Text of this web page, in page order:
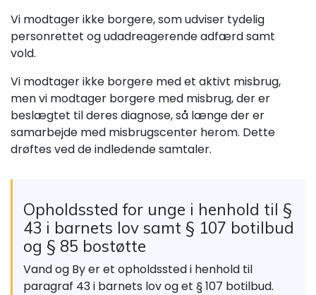
Vi modtager ikke borgere, som udviser tydelig
personrettet og udadreagerende adfærd samt
vold.
Vi modtager ikke borgere med et aktivt misbrug,
men vi modtager borgere med misbrug, der er
beslægtet til deres diagnose, så længe der er
samarbejde med misbrugscenter herom. Dette
drøftes ved de indledende samtaler.
Opholdssted for unge i henhold til §
43 i barnets lov samt § 107 botilbud
og § 85 bostøtte
Vand og By er et opholdssted i henhold til
paragraf 43 i barnets lov og et § 107 botilbud.